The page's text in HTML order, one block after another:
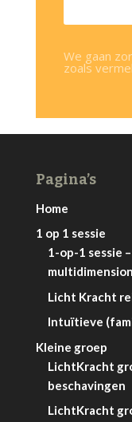
We gaan
zoals
Pagina’s
Home
1 op 1 sessie
1-op-1 sessie
Licht Kracht
Intuïtieve
Kleine groep
LichtKracht
beschavingen
LichtKracht